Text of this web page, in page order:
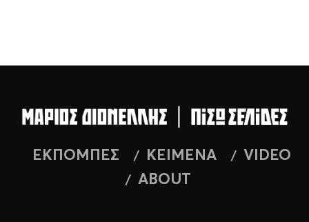
ΕΚΠΟΜΠΕΣ ΚΕΙΜΕΝΑ
VIDEO
ABOUT